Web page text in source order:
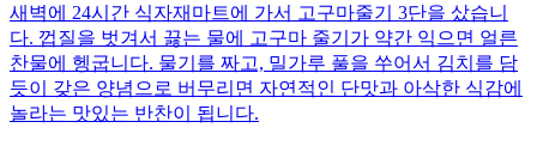
새벽에 24시간 식자재마트에 가서 고구마줄기 3단을 샀습니
다. 껍질을 벗겨서 끓는 물에 고구마 줄기가 약간 익으면 얼른
찬물에 헹굽니다. 물기를 짜고, 밀가루 풀을 쑤어서 김치를 담
듯이 갖은 양념으로 버무리면 자연적인 단맛과 아삭한 식감에
놀라는 맛있는 반찬이 됩니다.